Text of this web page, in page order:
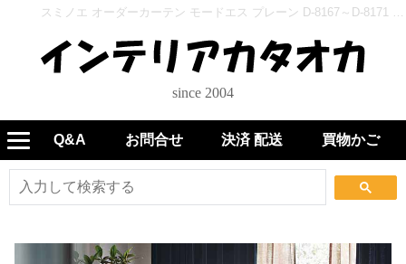
スミノエ オーダーカーテン モードエス プレーン D-8167～D-8171 生地巾120cm - インテリアカタオカ
since 2004
Q&A お問合せ 決済 配送 買物かご